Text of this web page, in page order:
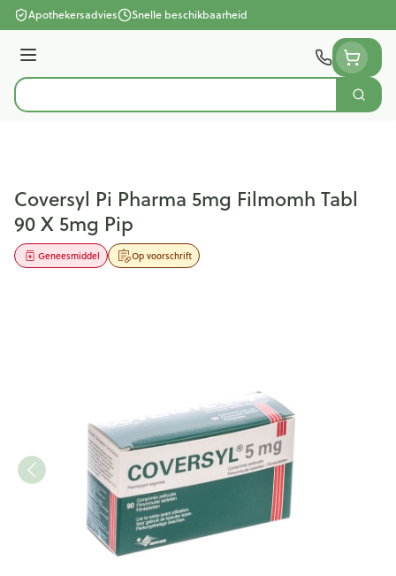
Ga naar de inhoud
Apothekersadvies Snelle beschikbaarheid
Menu
Product, merk, categorie...
Zoek
Coversyl Pi Pharma 5mg Filmomh Tabl
90 X 5mg Pip
Op voorschrift
Geneesmiddel